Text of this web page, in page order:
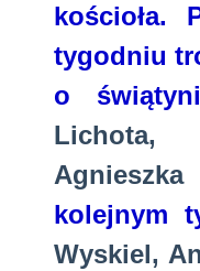
kościoła.
tygodniu
o
kolejnym
Wyskiel,